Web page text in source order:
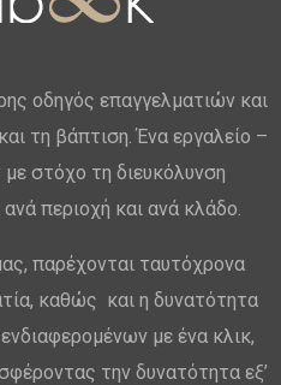
οδηγός επαγγελματιών και
τη βάπτιση. Ένα εργαλείο –
στόχο τη διευκόλυνση
περιοχή και ανά κλάδο.
παρέχονται ταυτόχρονα
καθώς και η δυνατότητα
με ένα κλικ,
την δυνατότητα εξ’